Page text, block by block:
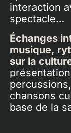
interaction
spectacle…
Échanges
musique,
sur la
chansons
base de la